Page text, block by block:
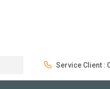
Service Client :